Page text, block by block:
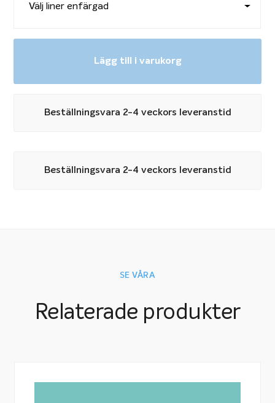
Lägg till i varukorg
Beställningsvara 2-4 veckors leveranstid
Beställningsvara 2-4 veckors leveranstid
SE VÅRA
Relaterade produkter